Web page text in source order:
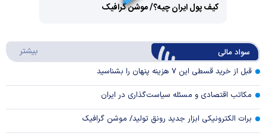
Video
کیف پول ایران چیه؟/ موشن گرافیک
سواد مالی بیشتر
قبل از خرید قسطی این ۷ هزینه پنهان را بشناسید
مکاتب اقتصادی و مسئله سیاست‌گذاری در ایران
برات الکترونیکی ابزار جدید رونق تولید/ موشن گرافیک